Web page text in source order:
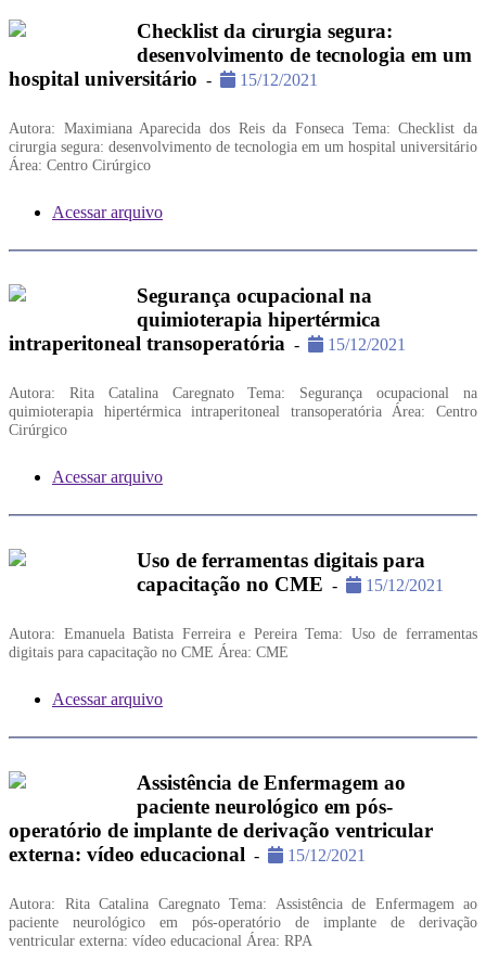
Checklist da cirurgia segura:
desenvolvimento de tecnologia em um
hospital universitário - 15/12/2021
Autora: Maximiana Aparecida dos Reis da Fonseca Tema: Checklist da
cirurgia segura: desenvolvimento de tecnologia em um hospital universitário
Área: Centro Cirúrgico
Acessar arquivo
Segurança ocupacional na
quimioterapia hipertérmica
intraperitoneal transoperatória - 15/12/2021
Autora: Rita Catalina Caregnato Tema: Segurança ocupacional na
quimioterapia hipertérmica intraperitoneal transoperatória Área: Centro
Cirúrgico
Acessar arquivo
Uso de ferramentas digitais para
capacitação no CME - 15/12/2021
Autora: Emanuela Batista Ferreira e Pereira Tema: Uso de ferramentas
digitais para capacitação no CME Área: CME
Acessar arquivo
Assistência de Enfermagem ao
paciente neurológico em pós-
operatório de implante de derivação ventricular
externa: vídeo educacional - 15/12/2021
Autora: Rita Catalina Caregnato Tema: Assistência de Enfermagem ao
paciente neurológico em pós-operatório de implante de derivação
ventricular externa: vídeo educacional Área: RPA